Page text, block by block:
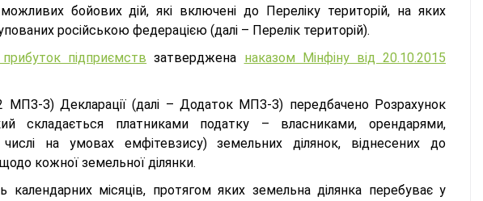
бойових дій, які включені до Переліку територій, на яких
російською федерацією (далі – Перелік територій).
підприємств затверджена наказом Мінфіну від 20.10.2015
З) Декларації (далі – Додаток МПЗ-З) передбачено Розрахунок
складається платниками податку – власниками, орендарями,
на умовах емфітевзису) земельних ділянок, віднесених до
кожної земельної ділянки.
календарних місяців, протягом яких земельна ділянка перебуває у